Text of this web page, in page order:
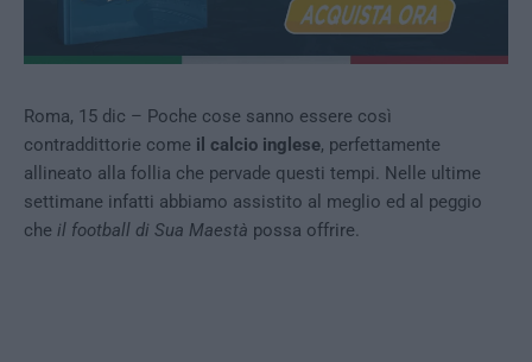
Roma, 15 dic – Poche cose sanno essere così
contraddittorie come il calcio inglese, perfettamente
allineato alla follia che pervade questi tempi. Nelle ultime
settimane infatti abbiamo assistito al meglio ed al peggio
che il football di Sua Maestà possa offrire.